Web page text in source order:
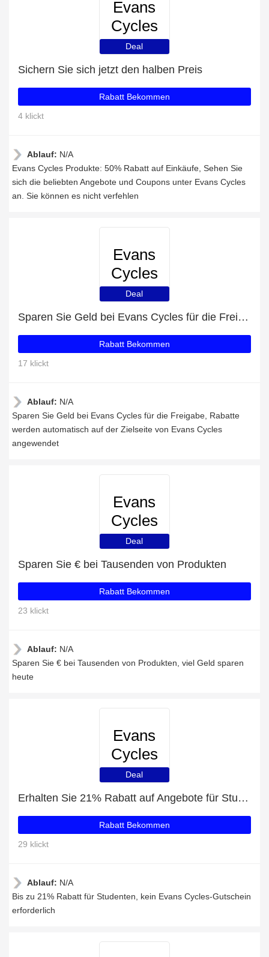
Evans
Cycles
Deal
Sichern Sie sich jetzt den halben Preis
Rabatt Bekommen
4 klickt
Ablauf: N/A
Evans Cycles Produkte: 50% Rabatt auf Einkäufe, Sehen Sie
sich die beliebten Angebote und Coupons unter Evans Cycles
an. Sie können es nicht verfehlen
Evans
Cycles
Deal
Sparen Sie Geld bei Evans Cycles für die Freigabe
Rabatt Bekommen
17 klickt
Ablauf: N/A
Sparen Sie Geld bei Evans Cycles für die Freigabe, Rabatte
werden automatisch auf der Zielseite von Evans Cycles
angewendet
Evans
Cycles
Deal
Sparen Sie € bei Tausenden von Produkten
Rabatt Bekommen
23 klickt
Ablauf: N/A
Sparen Sie € bei Tausenden von Produkten, viel Geld sparen
heute
Evans
Cycles
Deal
Erhalten Sie 21% Rabatt auf Angebote für Studenten
Rabatt Bekommen
29 klickt
Ablauf: N/A
Bis zu 21% Rabatt für Studenten, kein Evans Cycles-Gutschein
erforderlich